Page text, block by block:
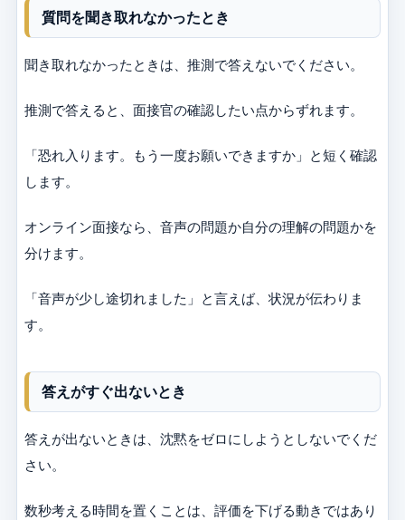
質問を聞き取れなかったとき
聞き取れなかったときは、推測で答えないでください。
推測で答えると、面接官の確認したい点からずれます。
「恐れ入ります。もう一度お願いできますか」と短く確認
します。
オンライン面接なら、音声の問題か自分の理解の問題かを
分けます。
「音声が少し途切れました」と言えば、状況が伝わりま
す。
答えがすぐ出ないとき
答えが出ないときは、沈黙をゼロにしようとしないでくだ
さい。
数秒考える時間を置くことは、評価を下げる動きではあり